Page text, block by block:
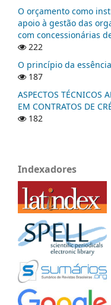
O orçamento como
apoio à gestão das
com concessionárias
222
O princípio da
187
ASPECTOS TÉCNICOS
EM CONTRATOS DE
182
Indexadores